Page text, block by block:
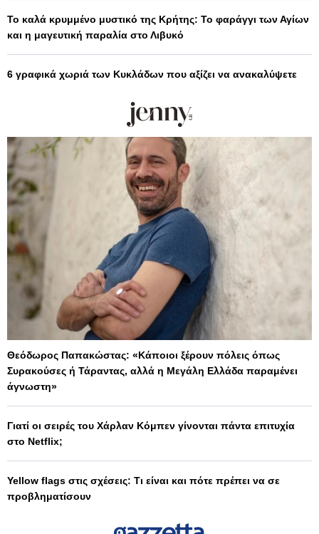
Το καλά κρυμμένο μυστικό της Κρήτης: Το φαράγγι των Αγίων
και η μαγευτική παραλία στο Λιβυκό
6 γραφικά χωριά των Κυκλάδων που αξίζει να ανακαλύψετε
Θεόδωρος Παπακώστας: «Κάποιοι ξέρουν πόλεις όπως
Συρακούσες ή Τάραντας, αλλά η Μεγάλη Ελλάδα παραμένει
άγνωστη»
Γιατί οι σειρές του Χάρλαν Κόμπεν γίνονται πάντα επιτυχία
στο Netflix;
Yellow flags στις σχέσεις: Τι είναι και πότε πρέπει να σε
προβληματίσουν